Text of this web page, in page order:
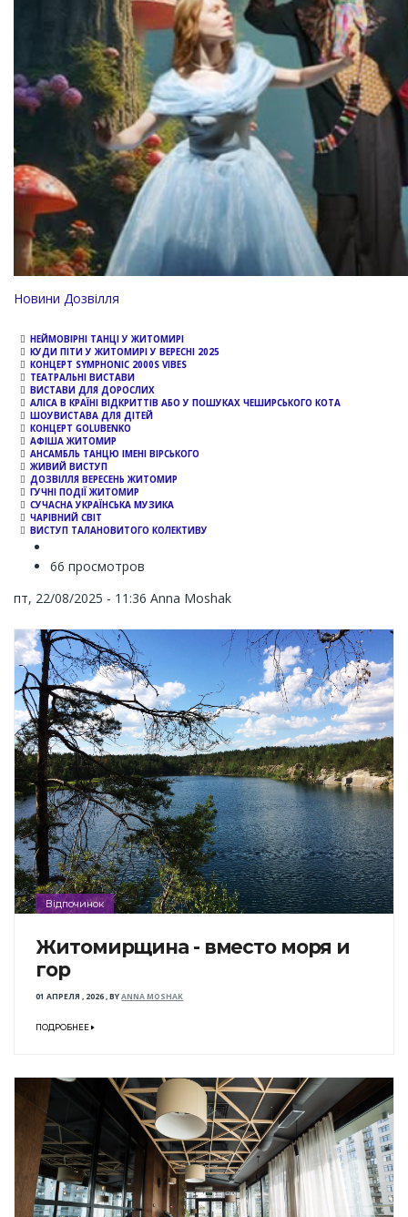
Channel
Новини Дозвілля
НЕЙМОВІРНІ ТАНЦІ У ЖИТОМИРІ
КУДИ ПІТИ У ЖИТОМИРІ У ВЕРЕСНІ 2025
КОНЦЕРТ SYMPHONIC 2000S VIBES
ТЕАТРАЛЬНІ ВИСТАВИ
ВИСТАВИ ДЛЯ ДОРОСЛИХ
АЛІСА В КРАЇНІ ВІДКРИТТІВ АБО У ПОШУКАХ ЧЕШИРСЬКОГО КОТА
ШОУВИСТАВА ДЛЯ ДІТЕЙ
КОНЦЕРТ GOLUBENKO
АФІША ЖИТОМИР
АНСАМБЛЬ ТАНЦЮ ІМЕНІ ВІРСЬКОГО
ЖИВИЙ ВИСТУП
ДОЗВІЛЛЯ ВЕРЕСЕНЬ ЖИТОМИР
ГУЧНІ ПОДІЇ ЖИТОМИР
СУЧАСНА УКРАЇНСЬКА МУЗИКА
ЧАРІВНИЙ СВІТ
ВИСТУП ТАЛАНОВИТОГО КОЛЕКТИВУ
66 просмотров
пт, 22/08/2025 - 11:36 Anna Moshak
Відпочинок
Житомирщина - вместо моря и
гор
01 АПРЕЛЯ , 2026,BYANNA MOSHAK
ПОДРОБНЕЕ